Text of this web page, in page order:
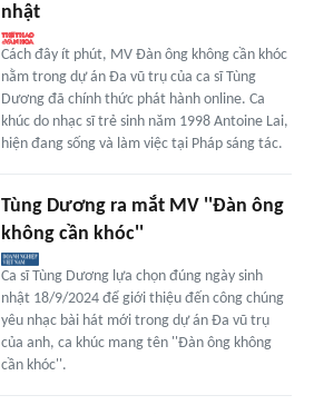
nhật
Cách đây ít phút, MV Đàn ông không cần khóc
nằm trong dự án Đa vũ trụ của ca sĩ Tùng
Dương đã chính thức phát hành online. Ca
khúc do nhạc sĩ trẻ sinh năm 1998 Antoine Lai,
hiện đang sống và làm việc tại Pháp sáng tác.
Tùng Dương ra mắt MV ''Đàn ông
không cần khóc''
Ca sĩ Tùng Dương lựa chọn đúng ngày sinh
nhật 18/9/2024 để giới thiệu đến công chúng
yêu nhạc bài hát mới trong dự án Đa vũ trụ
của anh, ca khúc mang tên ''Đàn ông không
cần khóc''.